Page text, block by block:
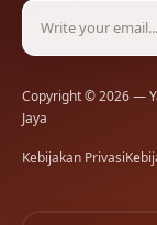
Copyright © 2026 —
Jaya
Kebijakan Privasi